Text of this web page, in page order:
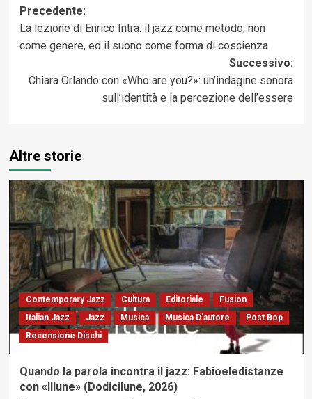
Navigazione
articolo
Precedente:
La lezione di Enrico Intra: il jazz come metodo, non
come genere, ed il suono come forma di coscienza
Successivo:
Chiara Orlando con «Who are you?»: un’indagine sonora
sull’identità e la percezione dell’essere
Altre storie
Contemporary Jazz Cultura Editoriale
Fusion
Italian Jazz
Jazz Musica Musica D'autore
Post Bop
Recensione Dischi
Quando la parola incontra il jazz: Fabioeledistanze
con «Illune» (Dodicilune, 2026)